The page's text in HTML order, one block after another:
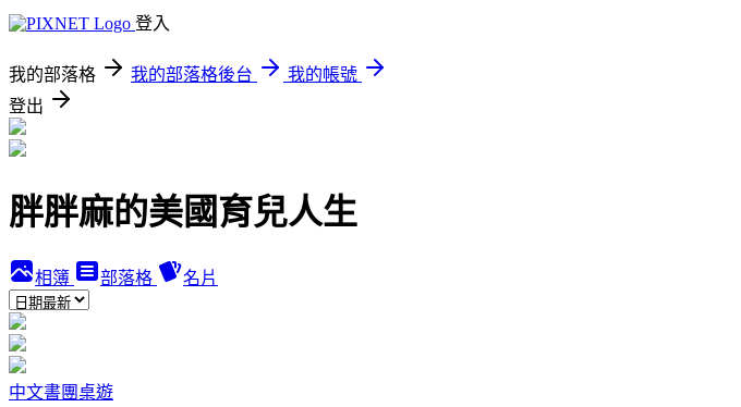
登入
我的部落格 我的部落格後台
我的帳號
登出
胖胖麻的美國育兒人生
相簿 部落格 名片
中文書團桌遊